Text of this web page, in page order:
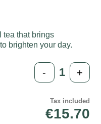
tea that brings
brighten your day.
- +
Tax included
€15.70